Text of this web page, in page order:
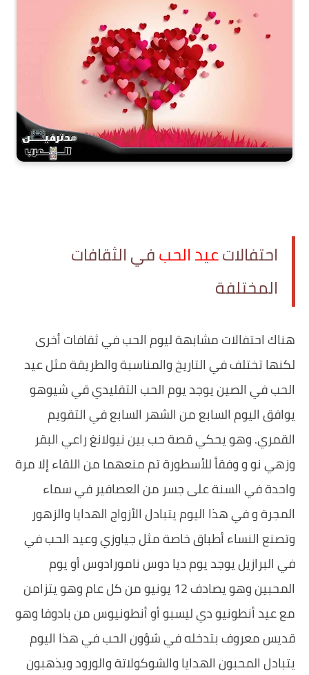
احتفالاتعيد الحبفي الثقافات
المختلفة
هناك احتفالات مشابهة ليوم الحب في ثقافات أخرى
لكنها تختلف في التاريخ والمناسبة والطريقة مثل عيد
الحب في الصين يوجد يوم الحب التقليدي قي شيوهو
يوافق اليوم السابع من الشهر السابع في التقويم
القمري. وهو يحكي قصة حب بين نيولانغ راعي البقر
وزهي نو و وفقاً للأسطورة تم منعهما من اللقاء إلا مرة
واحدة في السنة على جسر من العصافير في سماء
المجرة و في هذا اليوم يتبادل الأزواج الهدايا والزهور
وتصنع النساء أطباق خاصة مثل جياوزي وعيد الحب في
في البرازيل يوجد يوم ديا دوس نامورادوس أو يوم
المحبين وهو يصادف 12 يونيو من كل عام وهو يتزامن
مع عيد أنطونيو دي ليسبو أو أنطونيوس من بادوفا وهو
قديس معروف بتدخله في شؤون الحب في هذا اليوم
يتبادل المحبون الهدايا والشوكولاتة والورود ويذهبون